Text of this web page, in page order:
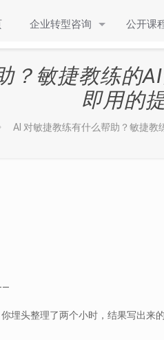
企业转型咨询 公开课
？敏捷教练的
即用的
AI 对敏捷教练有什么帮助？敏捷教
埋头整理了两个小时，结果写出来